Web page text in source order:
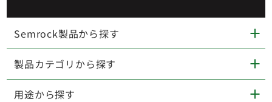
Semrock製品から探す
製品カテゴリから探す
用途から探す